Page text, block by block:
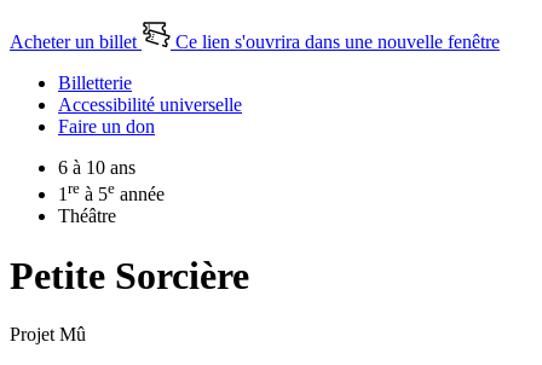
Acheter un billet
Ce lien s'ouvrira dans une nouvelle fenêtre
Billetterie
Accessibilité universelle
Faire un don
6 à 10 ans
1 re à 5e année
Théâtre
Petite Sorcière
Projet Mû